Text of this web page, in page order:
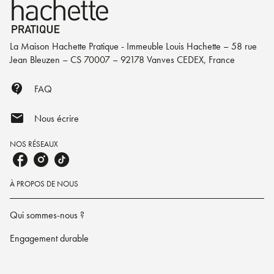
La Maison Hachette Pratique - Immeuble Louis Hachette – 58 rue
Jean Bleuzen – CS 70007 – 92178 Vanves CEDEX, France
contact_support FAQ
mail Nous écrire
NOS RÉSEAUX
À PROPOS DE NOUS
Qui sommes-nous ?
Engagement durable